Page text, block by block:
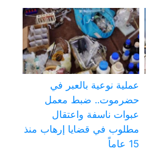
عملية نوعية بالعبر في
حضرموت.. ضبط معمل
عبوات ناسفة واعتقال
مطلوب في قضايا إرهاب منذ
15 عاماً